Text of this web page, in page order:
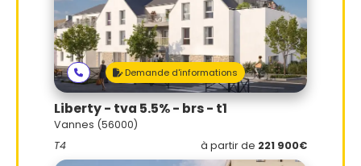
Demande d'informations
Liberty - tva 5.5% - brs - t1
Vannes (56000)
T4
à partir de 221 900€